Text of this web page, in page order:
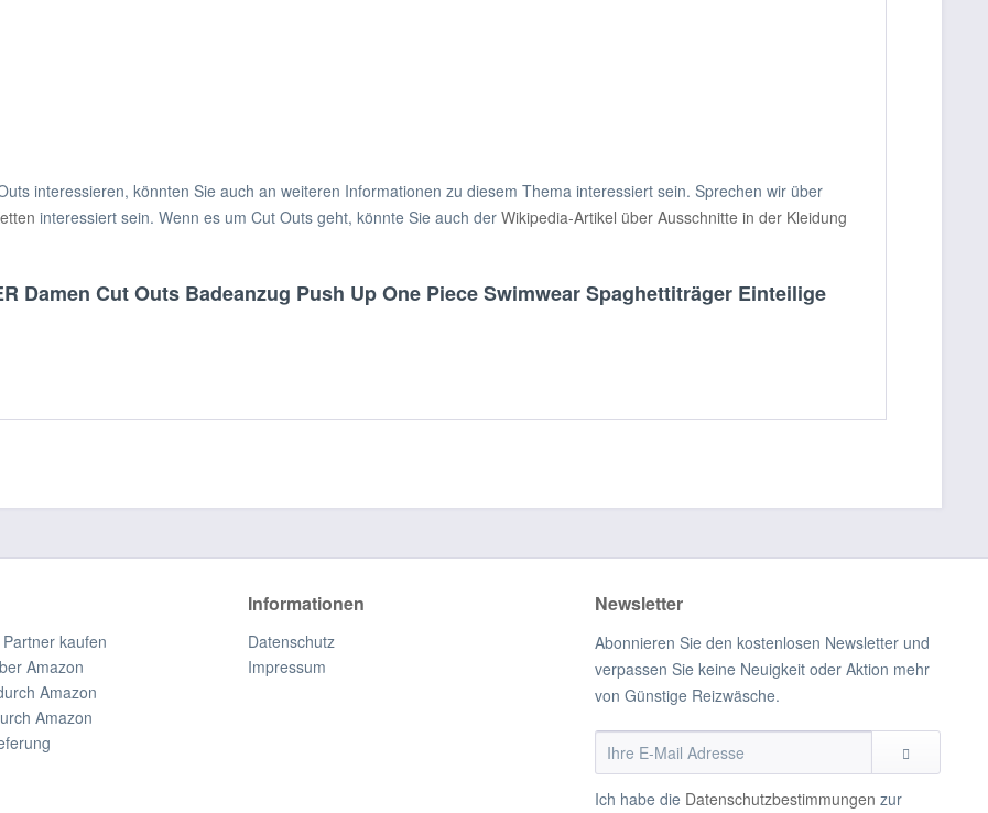
interessieren, könnten Sie auch an weiteren Informationen zu diesem Thema interessiert sein. Sprechen wir über
interessiert sein. Wenn es um Cut Outs geht, könnte Sie auch der Wikipedia-Artikel über Ausschnitte in der Kleidung
Damen Cut Outs Badeanzug Push Up One Piece Swimwear Spaghettiträger Einteilige
kaufen
Amazon
Amazon
Amazon
Informationen
Datenschutz
Impressum
Newsletter
Abonnieren Sie den kostenlosen Newsletter und
verpassen Sie keine Neuigkeit oder Aktion mehr
von Günstige Reizwäsche.
Ich habe die Datenschutzbestimmungen zur